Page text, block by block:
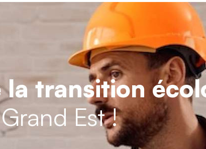
transition
Est !